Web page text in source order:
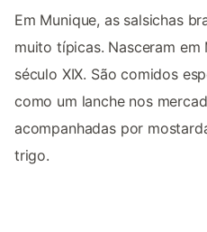
Em Munique, as salsichas
muito típicas. Nasceram em
século XIX. São comidos
como um lanche nos
acompanhadas por
trigo.